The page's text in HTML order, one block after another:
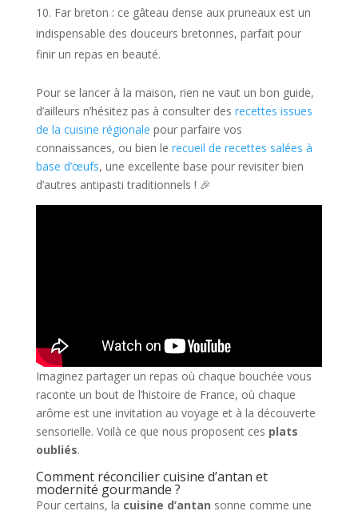
Far breton : ce gâteau dense aux pruneaux est un
indispensable des douceurs bretonnes, parfait pour
finir un repas en beauté.
Pour se lancer à la maison, rien ne vaut un bon guide,
d’ailleurs n’hésitez pas à consulter des recettes issues
de la cuisine régionale pour parfaire vos
connaissances, ou bien le recueil de recettes salées à
base d’œufs, une excellente base pour revisiter bien
d’autres antipasti traditionnels ! 🎉
Imaginez partager un repas où chaque bouchée vous
raconte un bout de l’histoire de France, où chaque
arôme est une invitation au voyage et à la découverte
sensorielle. Voilà ce que nous proposent ces plats
oubliés.
Comment réconcilier cuisine d’antan et
modernité gourmande ?
Pour certains, la cuisine d’antan sonne comme une